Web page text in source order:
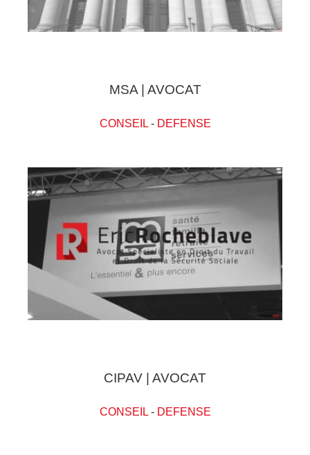
MSA | AVOCAT
CONSEIL- DEFENSE
CIPAV | AVOCAT
CONSEIL- DEFENSE